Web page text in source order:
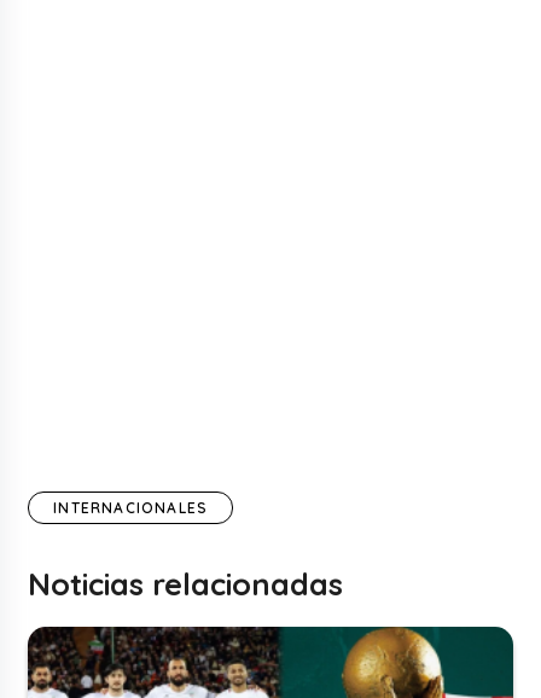
INTERNACIONALES
Noticias relacionadas